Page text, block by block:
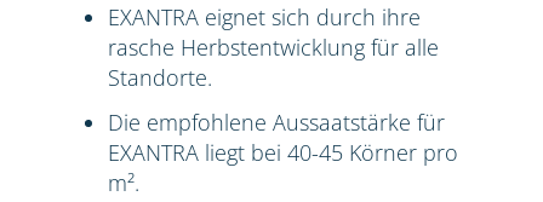
EXANTRA eignet sich durch ihre
rasche Herbstentwicklung für alle
Standorte.
Die empfohlene Aussaatstärke für
EXANTRA liegt bei 40-45 Körner pro
m².